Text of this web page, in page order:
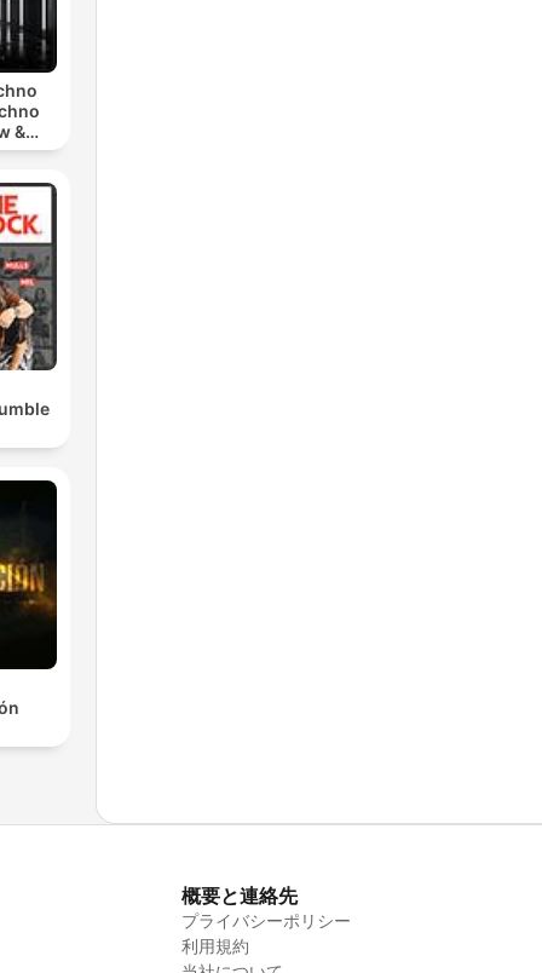
&
概要と連絡先
プライバシーポリシー
利用規約